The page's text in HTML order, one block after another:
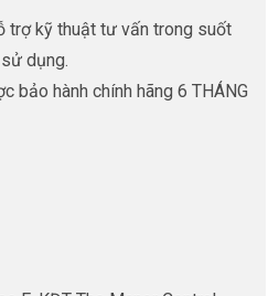
trợ kỹ thuật tư vấn trong suốt
dụng.
bảo hành chính hãng 6 THÁNG